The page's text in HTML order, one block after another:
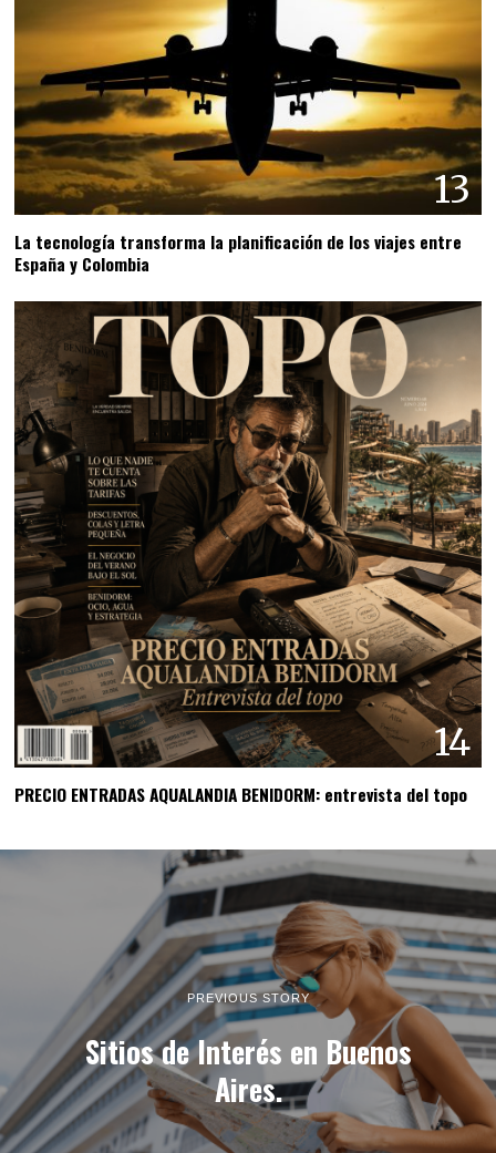
13
La tecnología transforma la planificación de los viajes entre
España y Colombia
14
PRECIO ENTRADAS AQUALANDIA BENIDORM: entrevista del topo
PREVIOUS STORY
Sitios de Interés en Buenos
Aires.